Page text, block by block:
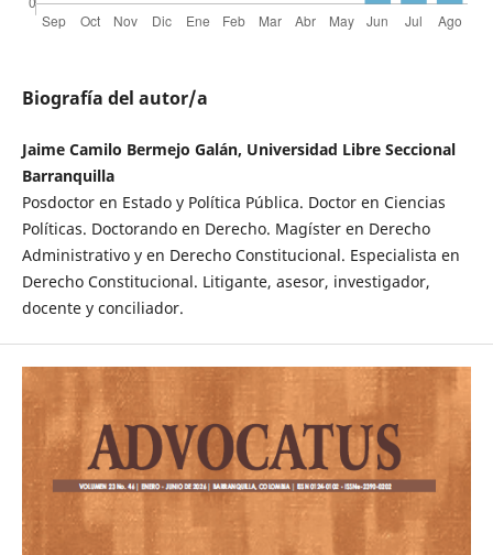
Biografía del autor/a
Jaime Camilo Bermejo Galán, Universidad Libre Seccional
Barranquilla
Posdoctor en Estado y Política Pública. Doctor en Ciencias
Políticas. Doctorando en Derecho. Magíster en Derecho
Administrativo y en Derecho Constitucional. Especialista en
Derecho Constitucional. Litigante, asesor, investigador,
docente y conciliador.